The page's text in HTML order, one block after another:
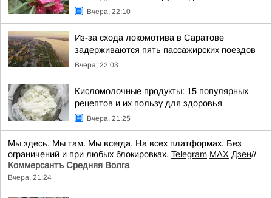
Вчера, 22:10
Из-за схода локомотива в Саратове
задерживаются пять пассажирских поездов
Вчера, 22:03
Кисломолочные продукты: 15 популярных
рецептов и их пользу для здоровья
Вчера, 21:25
Мы здесь. Мы там. Мы всегда. На всех платформах. Без
ограничений и при любых блокировках. Telegram MAX Дзен//
Коммерсантъ Средняя Волга
Вчера, 21:24